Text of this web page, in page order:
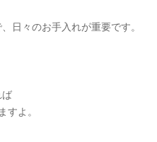
日々のお手入れが重要です。
ば
すよ。